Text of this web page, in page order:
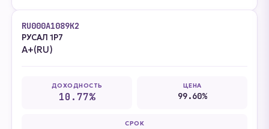
RU000A1089K2
РУСАЛ 1Р7
A+(RU)
ДОХОДНОСТЬ
10.77%
ЦЕНА
99.60%
СРОК